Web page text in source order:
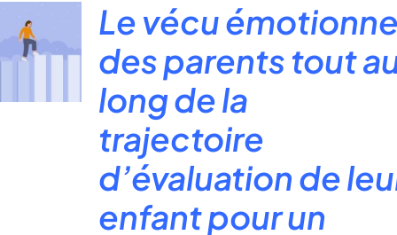
Le vécu
des parents tout
long de la
trajectoire
d’évaluation de
enfant pour un